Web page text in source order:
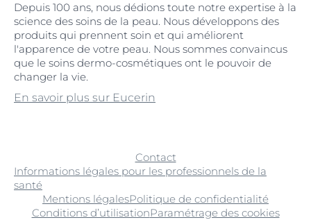
Depuis 100 ans, nous dédions toute notre expertise à la
science des soins de la peau. Nous développons des
produits qui prennent soin et qui améliorent
l'apparence de votre peau. Nous sommes convaincus
que le soins dermo-cosmétiques ont le pouvoir de
changer la vie.
En savoir plus sur Eucerin
Contact
Informations légales pour les professionnels de la
santé
Mentions légalesPolitique de confidentialité
Conditions d’utilisationParamétrage des cookies